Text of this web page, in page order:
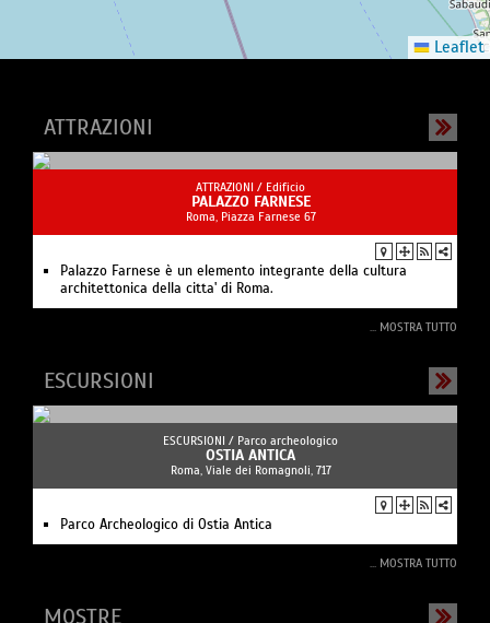
Leaflet
ATTRAZIONI
ATTRAZIONI / Edificio
PALAZZO FARNESE
Roma, Piazza Farnese 67
Palazzo Farnese è un elemento integrante della cultura
architettonica della citta' di Roma.
... MOSTRA TUTTO
ESCURSIONI
ESCURSIONI / Parco archeologico
OSTIA ANTICA
Roma, Viale dei Romagnoli, 717
Parco Archeologico di Ostia Antica
... MOSTRA TUTTO
MOSTRE